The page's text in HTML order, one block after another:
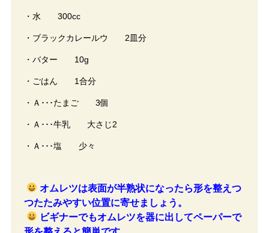
・水 300cc
・ブラックカレールウ 2皿分
・バター 10g
・ごはん 1合分
・Ａ･･･たまご 3個
・Ａ･･･牛乳 大さじ2
・Ａ･･･塩 少々
オムレツは表面が半熟状になったら形を整えつ
つたたみやすい位置に寄せましょう。
ビギナーでもオムレツを器に出してペーパーで